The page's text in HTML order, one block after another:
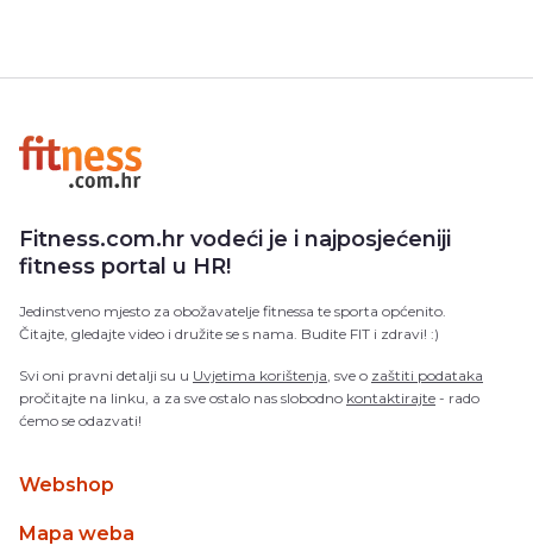
Fitness.com.hr vodeći je i najposjećeniji
fitness portal u HR!
Jedinstveno mjesto za obožavatelje fitnessa te sporta općenito.
Čitajte, gledajte video i družite se s nama. Budite FIT i zdravi! :)
Svi oni pravni detalji su u Uvjetima korištenja, sve o zaštiti podataka
pročitajte na linku, a za sve ostalo nas slobodno kontaktirajte - rado
ćemo se odazvati!
Webshop
Mapa weba